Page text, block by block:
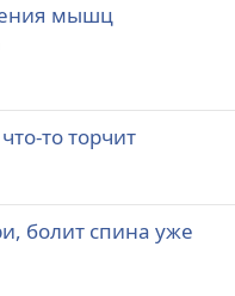
мышц
то торчит
болит спина уже